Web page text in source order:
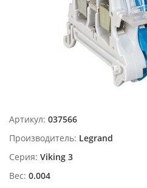
Артикул: 037566
Производитель: Legrand
Серия: Viking 3
Вес: 0.004